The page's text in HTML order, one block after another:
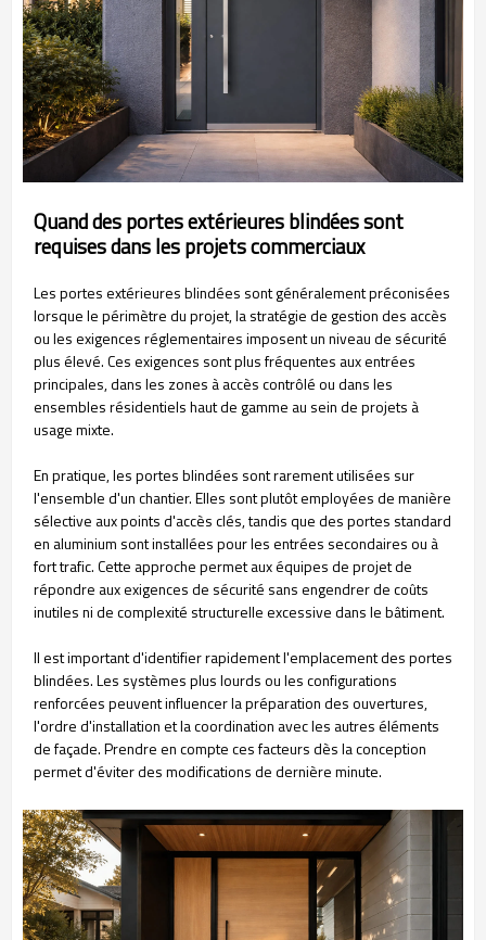
Quand des portes extérieures blindées sont
requises dans les projets commerciaux
Les portes extérieures blindées sont généralement préconisées
lorsque le périmètre du projet, la stratégie de gestion des accès
ou les exigences réglementaires imposent un niveau de sécurité
plus élevé. Ces exigences sont plus fréquentes aux entrées
principales, dans les zones à accès contrôlé ou dans les
ensembles résidentiels haut de gamme au sein de projets à
usage mixte.
En pratique, les portes blindées sont rarement utilisées sur
l'ensemble d'un chantier. Elles sont plutôt employées de manière
sélective aux points d'accès clés, tandis que des portes standard
en aluminium sont installées pour les entrées secondaires ou à
fort trafic. Cette approche permet aux équipes de projet de
répondre aux exigences de sécurité sans engendrer de coûts
inutiles ni de complexité structurelle excessive dans le bâtiment.
Il est important d'identifier rapidement l'emplacement des portes
blindées. Les systèmes plus lourds ou les configurations
renforcées peuvent influencer la préparation des ouvertures,
l'ordre d'installation et la coordination avec les autres éléments
de façade. Prendre en compte ces facteurs dès la conception
permet d'éviter des modifications de dernière minute.